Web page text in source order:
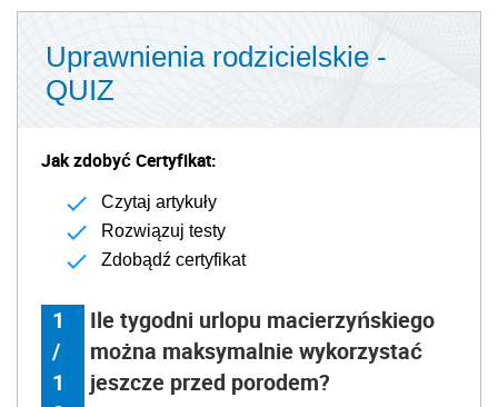
Uprawnienia rodzicielskie -
QUIZ
Jak zdobyć Certyfikat:
Czytaj artykuły
Rozwiązuj testy
Zdobądź certyfikat
1
/
1
Ile tygodni urlopu macierzyńskiego
można maksymalnie wykorzystać
jeszcze przed porodem?